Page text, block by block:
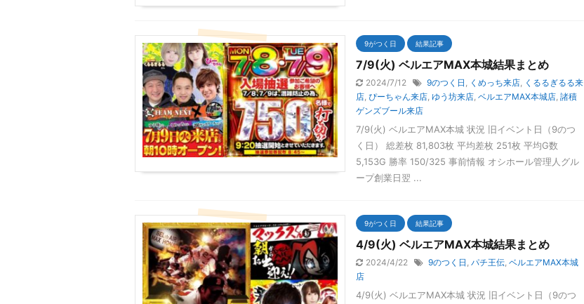
9がつく日 結果記事
7/9(火) ベルエアMAX本城結果まとめ
2024/7/12 9のつく日 くめっち来店 くるるぎるる来
店 ぴーちゃん来店 ゆう坊来店 ベルエアMAX本城店 諸積
ゲンズブール来店
7/9(火) ベルエアMAX本城 状況 旧イベント日（9のつ
く日） 総差枚 81,803枚 平均差枚 251枚 平均G数
5,153G 勝率 150/325 事前情報 オシホール管理人グル
ープ創業日翌 ...
9がつく日 結果記事
4/9(火) ベルエアMAX本城結果まとめ
2024/4/22 9のつく日 パチ王伝 ベルエアMAX本城
店
4/9(火) ベルエアMAX本城 状況 旧イベント日（9のつ